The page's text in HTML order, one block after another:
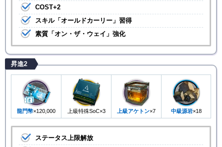
COST+2
スキル「オールドカーリー」習得
素質「オン・ザ・ウェイ」強化
昇進2
龍門幣×120,000 上級特殊SoC×3 上級アケトン×7 中級源岩×18
ステータス上限解放